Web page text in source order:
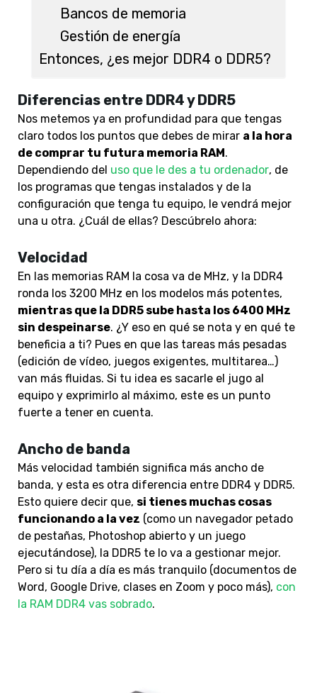
Bancos de memoria
Gestión de energía
Entonces, ¿es mejor DDR4 o DDR5?
Diferencias entre DDR4 y DDR5
Nos metemos ya en profundidad para que tengas
claro todos los puntos que debes de mirar a la hora
de comprar tu futura memoria RAM.
Dependiendo del uso que le des a tu ordenador, de
los programas que tengas instalados y de la
configuración que tenga tu equipo, le vendrá mejor
una u otra. ¿Cuál de ellas? Descúbrelo ahora:
Velocidad
En las memorias RAM la cosa va de MHz, y la DDR4
ronda los 3200 MHz en los modelos más potentes,
mientras que la DDR5 sube hasta los 6400 MHz
sin despeinarse. ¿Y eso en qué se nota y en qué te
beneficia a ti? Pues en que las tareas más pesadas
(edición de vídeo, juegos exigentes, multitarea…)
van más fluidas. Si tu idea es sacarle el jugo al
equipo y exprimirlo al máximo, este es un punto
fuerte a tener en cuenta.
Ancho de banda
Más velocidad también significa más ancho de
banda, y esta es otra diferencia entre DDR4 y DDR5.
Esto quiere decir que, si tienes muchas cosas
funcionando a la vez (como un navegador petado
de pestañas, Photoshop abierto y un juego
ejecutándose), la DDR5 te lo va a gestionar mejor.
Pero si tu día a día es más tranquilo (documentos de
Word, Google Drive, clases en Zoom y poco más), con
la RAM DDR4 vas sobrado.